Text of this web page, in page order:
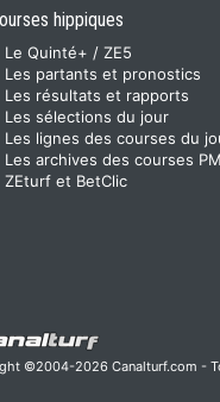
hippiques
Le Quinté+ / ZE5
Les partants et pronostics
Les résultats et rapports
Les sélections du jour
Les lignes des courses du
Les archives des courses
ZEturf et BetClic
©2004-2026 Canalturf.com -